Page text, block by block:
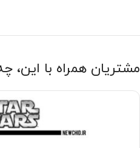
مشتریان همراه با این،